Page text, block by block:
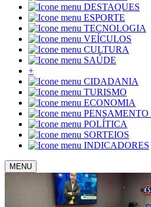
DESTAQUES
ESPORTE
TECNOLOGIA
VEÍCULOS
CULTURA
SAÚDE
+
CIDADANIA
TURISMO
ECONOMIA
PENSAMENTO
POLÍTICA
SORTEIOS
INDICADORES
MENU